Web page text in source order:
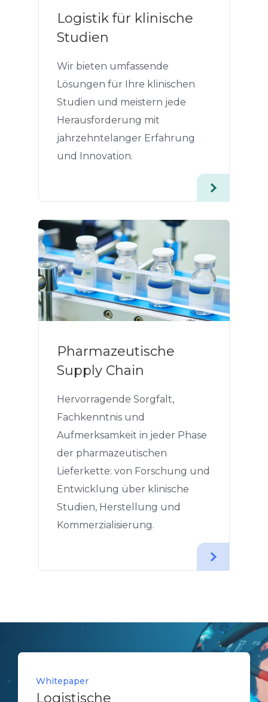
Logistik für klinische
Studien
Wir bieten umfassende
Lösungen für Ihre klinischen
Studien und meistern jede
Herausforderung mit
jahrzehntelanger Erfahrung
und Innovation.
Pharmazeutische
Supply Chain
Hervorragende Sorgfalt,
Fachkenntnis und
Aufmerksamkeit in jeder Phase
der pharmazeutischen
Lieferkette: von Forschung und
Entwicklung über klinische
Studien, Herstellung und
Kommerzialisierung.
Whitepaper
Anpassung der individuell
Whitepaper
Logistische
Fallstudie
Innovative Supply Chain für
Whitepaper
Anpassung der individuell
Whitepaper
Logistische